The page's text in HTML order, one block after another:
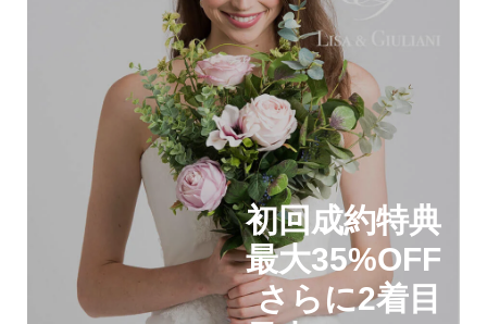
初回成約特典
最大35%OFF
さらに2着目